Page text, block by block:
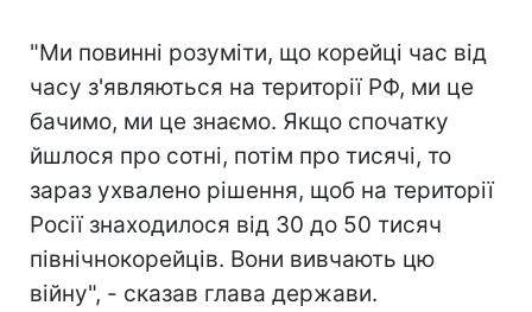
"Ми повинні розуміти, що корейці час від
часу з'являються на території РФ, ми це
бачимо, ми це знаємо. Якщо спочатку
йшлося про сотні, потім про тисячі, то
зараз ухвалено рішення, щоб на території
Росії знаходилося від 30 до 50 тисяч
північнокорейців. Вони вивчають цю
війну", - сказав глава держави.